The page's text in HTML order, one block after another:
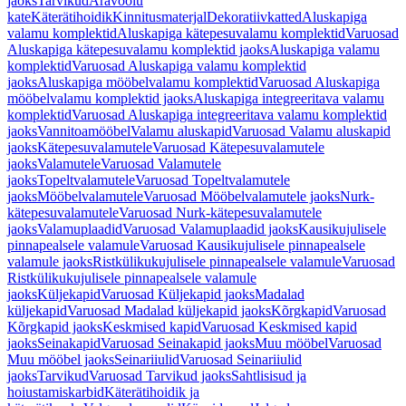
kateKäterätihoidikKinnitusmaterjalDekoratiivkattedAluskapiga
valamu komplektidAluskapiga kätepesuvalamu komplektidVaruosad
Aluskapiga kätepesuvalamu komplektid jaoksAluskapiga valamu
komplektidVaruosad Aluskapiga valamu komplektid
jaoksAluskapiga mööbelvalamu komplektidVaruosad Aluskapiga
mööbelvalamu komplektid jaoksAluskapiga integreeritava valamu
komplektidVaruosad Aluskapiga integreeritava valamu komplektid
jaoksVannitoamööbelValamu aluskapidVaruosad Valamu aluskapid
jaoksKätepesuvalamuteleVaruosad Kätepesuvalamutele
jaoksValamuteleVaruosad Valamutele
jaoksTopeltvalamuteleVaruosad Topeltvalamutele
jaoksMööbelvalamuteleVaruosad Mööbelvalamutele jaoksNurk-
kätepesuvalamuteleVaruosad Nurk-kätepesuvalamutele
jaoksValamuplaadidVaruosad Valamuplaadid jaoksKausikujulisele
pinnapealsele valamuleVaruosad Kausikujulisele pinnapealsele
valamule jaoksRistkülikukujulisele pinnapealsele valamuleVaruosad
Ristkülikukujulisele pinnapealsele valamule
jaoksKüljekapidVaruosad Küljekapid jaoksMadalad
küljekapidVaruosad Madalad küljekapid jaoksKõrgkapidVaruosad
Kõrgkapid jaoksKeskmised kapidVaruosad Keskmised kapid
jaoksSeinakapidVaruosad Seinakapid jaoksMuu mööbelVaruosad
Muu mööbel jaoksSeinariiulidVaruosad Seinariiulid
jaoksTarvikudVaruosad Tarvikud jaoksSahtlisisud ja
hoiustamiskarbidKäterätihoidik ja